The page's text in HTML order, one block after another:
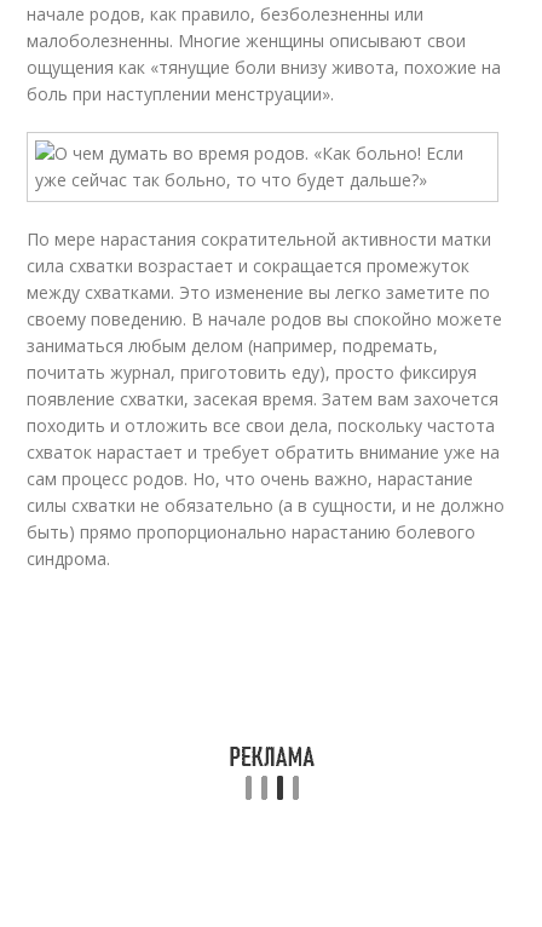
начале родов, как правило, безболезненны или
малоболезненны. Многие женщины описывают свои
ощущения как «тянущие боли внизу живота, похожие на
боль при наступлении менструации».
По мере нарастания сократительной активности матки
сила схватки возрастает и сокращается промежуток
между схватками. Это изменение вы легко заметите по
своему поведению. В начале родов вы спокойно можете
заниматься любым делом (например, подремать,
почитать журнал, приготовить еду), просто фиксируя
появление схватки, засекая время. Затем вам захочется
походить и отложить все свои дела, поскольку частота
схваток нарастает и требует обратить внимание уже на
сам процесс родов. Но, что очень важно, нарастание
силы схватки не обязательно (а в сущности, и не должно
быть) прямо пропорционально нарастанию болевого
синдрома.